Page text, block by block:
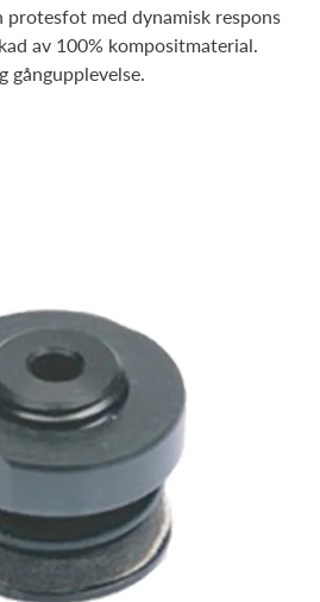
med dynamisk respons
av 100% kompositmaterial.